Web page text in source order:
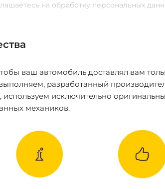
на обработку персональных
ваш автомобиль доставлял вам
разработанный
исключительно
механиков.